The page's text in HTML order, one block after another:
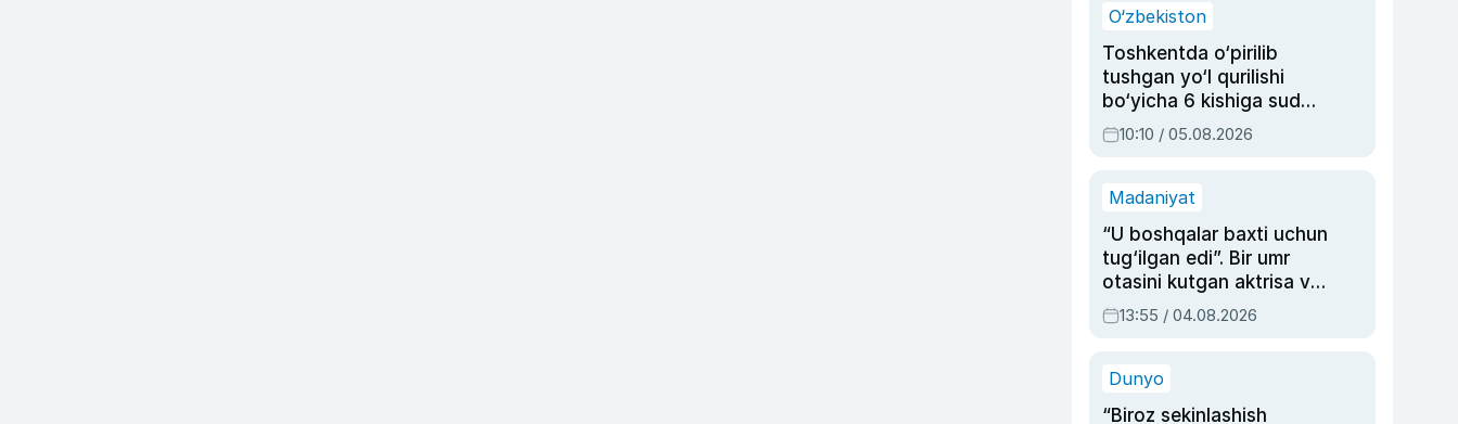
O‘zbekiston
Toshkentda o‘pirilib
tushgan yo‘l qurilishi
bo‘yicha 6 kishiga sud
hukmi o‘qildi
10:10 / 05.08.2026
Madaniyat
“U boshqalar baxti uchun
tug‘ilgan edi”. Bir umr
otasini kutgan aktrisa va
dublyaj ustasi Rimma
Ahmedovaning
13:55 / 04.08.2026
Dunyo
“Biroz sekinlashish